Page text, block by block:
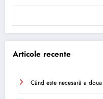
Articole recente
Când este necesară a